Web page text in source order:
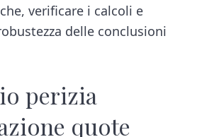
verificare i calcoli e
delle conclusioni
perizia
quote